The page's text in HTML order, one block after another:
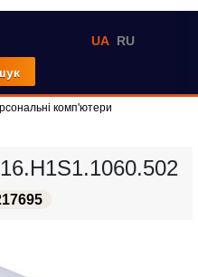
UA RU
комп'ютери